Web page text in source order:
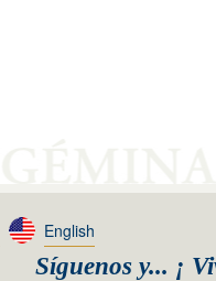
English
Síguenos y... ¡